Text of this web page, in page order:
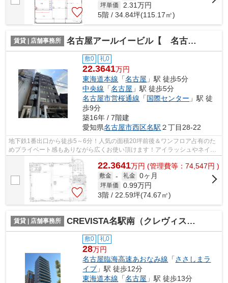
坪単価 2.31万円
5階 / 34.84坪(115.17㎡)
賃貸 | 店舗事務所 名古屋アールイービル【 名古屋の貸事務所・貸オフィス 】
敷0 礼0
22.3641万円
東海道本線 「名古屋 」駅 徒歩5分
中央線 「名古屋 」駅 徒歩5分
名古屋市営桜通線 「国際センター 」駅 徒
歩9分
築16年 / 7階建
愛知県名古屋市西区名駅 ２丁目28-22
地下鉄1番出口から徒歩5～6分！人気の面積20坪前後＆ワンフロア占有のた
めプライベート感もありながら広くお使い頂けます！アイラッシュやネイル
サロンにおすすめ♪（※1階エントランス...
22.3641万円 (管理費等：74,547円 )
敷金 - 礼金 0ヶ月
坪単価 0.99万円
3階 / 22.59坪(74.67㎡)
賃貸 | 店舗事務所 CREVISTA名駅南（クレヴィスタ メイエキ ミナミ）【 1階路面店 】
敷0 礼0
28万円
名古屋臨海高速あおなみ線 「ささしまラ
イブ 」駅 徒歩12分
東海道本線 「名古屋 」駅 徒歩13分